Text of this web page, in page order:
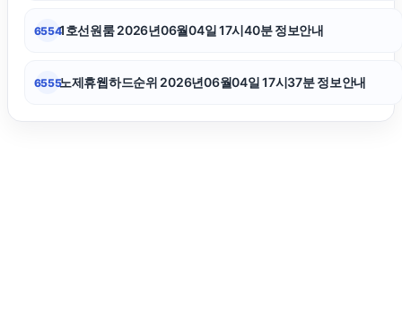
김해이혼전문변호사
65541호선원룸 2026년06월04일 17시40분 정보안내
6555노제휴웹하드순위 2026년06월04일 17시37분 정보안내